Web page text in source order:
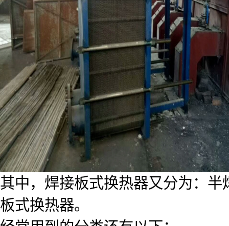
其中，焊接板式换热器又分为：
板式换热器。